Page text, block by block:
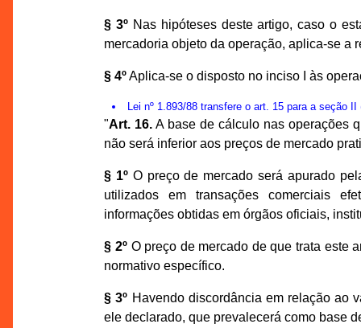
§ 3º Nas hipóteses deste artigo, caso o
mercadoria objeto da operação, aplica-se a
§ 4ºAplica-se o disposto no inciso I às
Lei nº 1.893/88 transfere o art. 15 para a seção
"Art. 16. A base de cálculo nas operações
não será inferior aos preços de mercado
§ 1º O preço de mercado será apurado
utilizados em transações comerciais
informações obtidas em órgãos oficiais,
§ 2ºO preço de mercado de que trata este
normativo específico.
§ 3º Havendo discordância em relação ao
ele declarado, que prevalecerá como base